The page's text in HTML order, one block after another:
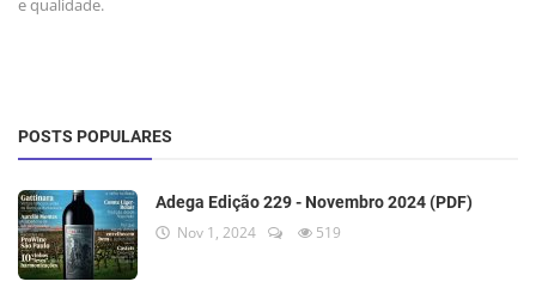
e qualidade.
POSTS POPULARES
Adega Edição 229 - Novembro 2024 (PDF)
Nov 1, 2024 519